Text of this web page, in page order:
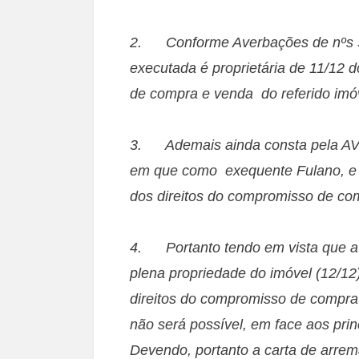
2. Conforme Averbações de nºs
executada é proprietária de 11/12
de compra e venda do referido
3. Ademais ainda consta pela
em que como exequente Fulano,
dos direitos do compromisso de
4. Portanto tendo em vista que a
plena propriedade do imóvel (12/
direitos do compromisso de
não será possível, em face aos
Devendo, portanto a carta de